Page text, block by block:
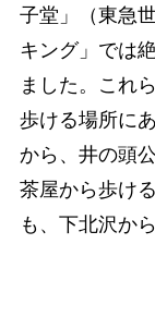
子堂」（東急
キング」では
ました。これ
歩ける場所に
から、井の頭
茶屋から歩け
も、下北沢か